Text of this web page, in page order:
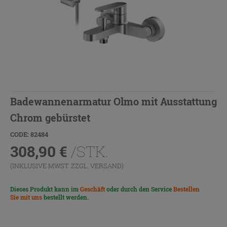
Badewannenarmatur Olmo mit Ausstattung
Chrom gebürstet
CODE: 82484
308,90 € /STK.
(INKLUSIVE MWST. ZZGL. VERSAND)
Dieses Produkt kann imGeschäftoder durch den ServiceBestellen
Sie mit unsbestellt werden.